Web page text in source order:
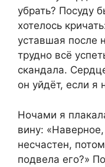
убрать? Посуду
хотелось
уставшая после
трудно всё
скандала.
он уйдёт, если я
Ночами я
вину:
несчастен,
подвела его?»